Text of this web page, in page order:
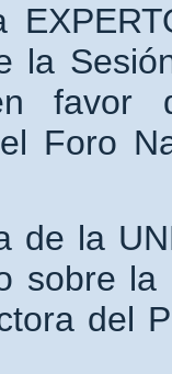
la
favor
Foro
de la
sobre
del